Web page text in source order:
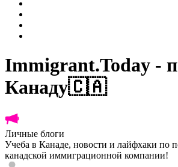
Immigrant.Today -
Канаду🇨🇦
Личные блоги
Учеба в Канаде, новости и лайфхаки по
канадской иммиграционной компании!